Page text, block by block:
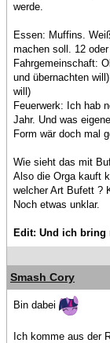
werde.
Essen: Muffins.
machen soll. 12 oder
Fahrgemeinschaft:
und übernachten
will)
Feuerwerk: Ich hab
Jahr. Und was
Form wär doch mal
Wie sieht das mit
Also die Orga kauft
welcher Art Bufett ?
Noch etwas unklar.
Edit: Und ich bring
Smash Cory
Bin dabei
Ich komme aus der